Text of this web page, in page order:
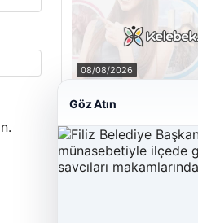
08/08/2026
Adresi Ve Chat Deneyimi
Son Eklenen Firmalar
Göz Atın